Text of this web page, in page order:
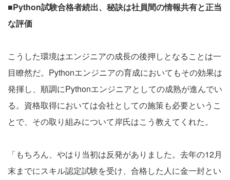
■Python試験合格者続出、秘訣は社員間の情報共有と正当
な評価
こうした環境はエンジニアの成長の後押しとなることは一
目瞭然だ。Pythonエンジニアの育成においてもその効果は
発揮し、順調にPythonエンジニアとしての成熟が進んでい
る。資格取得においては会社としての施策も必要というこ
とで、その取り組みについて岸氏はこう教えてくれた。
「もちろん、やはり当初は反発がありました。去年の12月
末までにスキル認定試験を受け、合格した人に金一封とい